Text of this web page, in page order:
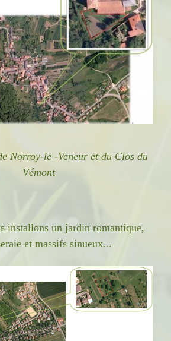
Norroy-le -Veneur et du Clos du
Vémont
installons un jardin romantique,
et massifs sinueux...